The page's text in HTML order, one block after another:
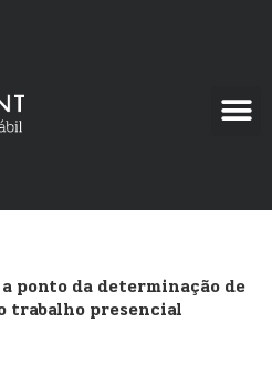
a ponto da determinação de
trabalho presencial